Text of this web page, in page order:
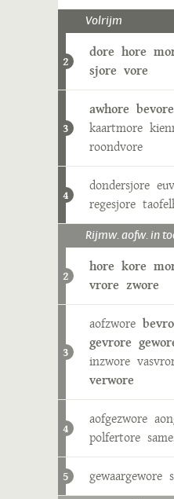
Volrijm
2
dore hore
sjore vore
3
awhore bevore
kaartmore
roondvore
4
dondersjore
regesjore
Rijmw. aofw. in
2
hore kore
vrore zwore
3
aofzwore
gevrore
inzwore
verwore
4
aofgezwore
polfertore
5 gewaargewore